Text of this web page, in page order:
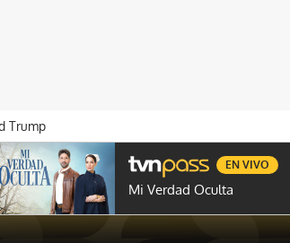
Trump
NOVELAS PROGRAMAS GENTE TVN
Mi Verdad Oculta
EN VIVO